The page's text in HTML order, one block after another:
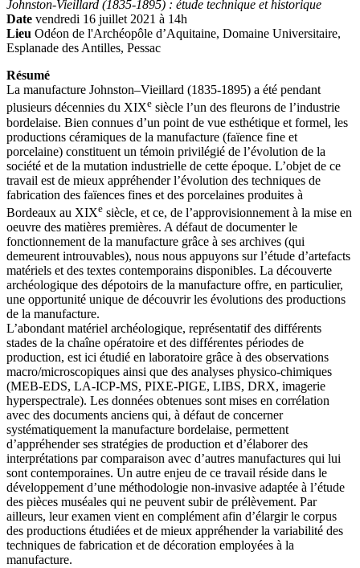
Johnston-Vieillard (1835-1895) : étude technique et historique
Date vendredi 16 juillet 2021 à 14h
Lieu Odéon de l'Archéopôle d’Aquitaine, Domaine Universitaire,
Esplanade des Antilles, Pessac
Résumé
La manufacture Johnston–Vieillard (1835-1895) a été pendant
plusieurs décennies du XIXe siècle l’un des fleurons de l’industrie
bordelaise. Bien connues d’un point de vue esthétique et formel, les
productions céramiques de la manufacture (faïence fine et
porcelaine) constituent un témoin privilégié de l’évolution de la
société et de la mutation industrielle de cette époque. L’objet de ce
travail est de mieux appréhender l’évolution des techniques de
fabrication des faïences fines et des porcelaines produites à
Bordeaux au XIXe siècle, et ce, de l’approvisionnement à la mise en
oeuvre des matières premières. A défaut de documenter le
fonctionnement de la manufacture grâce à ses archives (qui
demeurent introuvables), nous nous appuyons sur l’étude d’artefacts
matériels et des textes contemporains disponibles. La découverte
archéologique des dépotoirs de la manufacture offre, en particulier,
une opportunité unique de découvrir les évolutions des productions
de la manufacture.
L’abondant matériel archéologique, représentatif des différents
stades de la chaîne opératoire et des différentes périodes de
production, est ici étudié en laboratoire grâce à des observations
macro/microscopiques ainsi que des analyses physico-chimiques
(MEB-EDS, LA-ICP-MS, PIXE-PIGE, LIBS, DRX, imagerie
hyperspectrale). Les données obtenues sont mises en corrélation
avec des documents anciens qui, à défaut de concerner
systématiquement la manufacture bordelaise, permettent
d’appréhender ses stratégies de production et d’élaborer des
interprétations par comparaison avec d’autres manufactures qui lui
sont contemporaines. Un autre enjeu de ce travail réside dans le
développement d’une méthodologie non-invasive adaptée à l’étude
des pièces muséales qui ne peuvent subir de prélèvement. Par
ailleurs, leur examen vient en complément afin d’élargir le corpus
des productions étudiées et de mieux appréhender la variabilité des
techniques de fabrication et de décoration employées à la
manufacture.